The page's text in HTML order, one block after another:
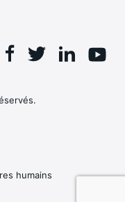
Facebook
Twitter Linkedin
humains